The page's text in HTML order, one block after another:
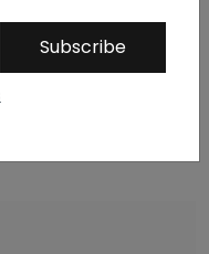
Subscribeरविन्द्र